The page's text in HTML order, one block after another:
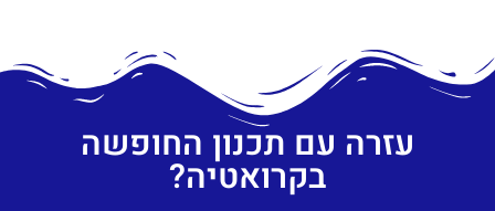
עזרה עם תכנון החופשה
בקרואטיה?